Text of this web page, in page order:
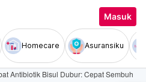
Masuk
Homecare Asuransiku
Antibiotik Bisul Dubur: Cepat Sembuh